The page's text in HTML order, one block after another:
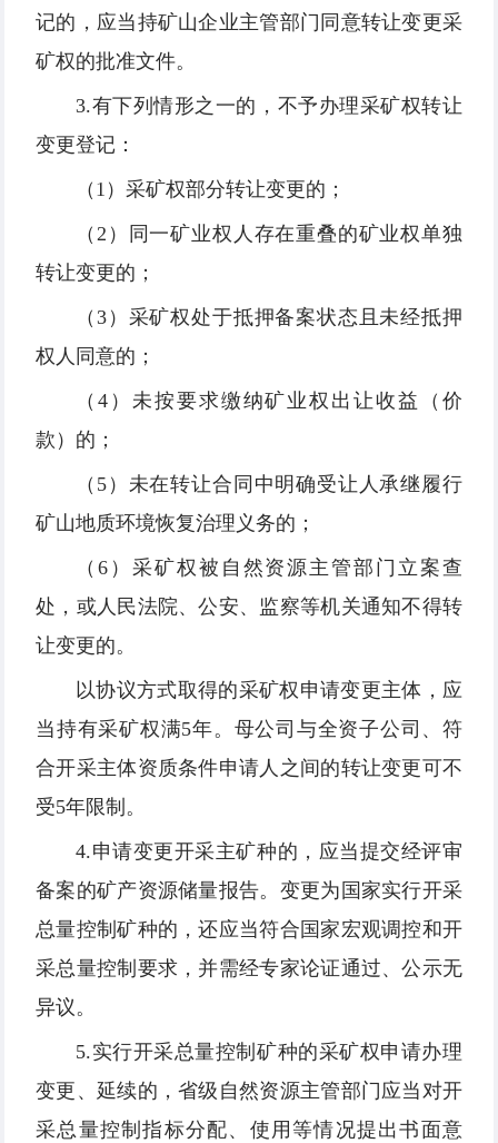
记的，应当持矿山企业主管部门同意转让变更采
矿权的批准文件。
3.有下列情形之一的，不予办理采矿权转让
变更登记：
（1）采矿权部分转让变更的；
（2）同一矿业权人存在重叠的矿业权单独
转让变更的；
（3）采矿权处于抵押备案状态且未经抵押
权人同意的；
（4）未按要求缴纳矿业权出让收益（价
款）的；
（5）未在转让合同中明确受让人承继履行
矿山地质环境恢复治理义务的；
（6）采矿权被自然资源主管部门立案查
处，或人民法院、公安、监察等机关通知不得转
让变更的。
以协议方式取得的采矿权申请变更主体，应
当持有采矿权满5年。母公司与全资子公司、符
合开采主体资质条件申请人之间的转让变更可不
受5年限制。
4.申请变更开采主矿种的，应当提交经评审
备案的矿产资源储量报告。变更为国家实行开采
总量控制矿种的，还应当符合国家宏观调控和开
采总量控制要求，并需经专家论证通过、公示无
异议。
5.实行开采总量控制矿种的采矿权申请办理
变更、延续的，省级自然资源主管部门应当对开
采总量控制指标分配、使用等情况提出书面意